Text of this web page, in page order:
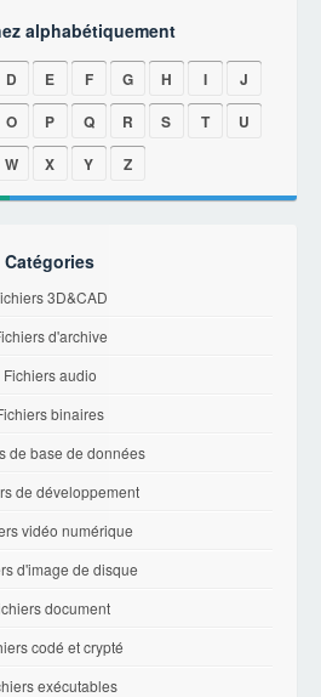
alphabétiquement
D E F G H I
J
O P Q R S T
U
W X Y Z
Catégories
3D&CAD
d'archive
Fichiers audio
binaires
de base de données
de développement
vidéo numérique
d'image de disque
document
codé et crypté
exécutables